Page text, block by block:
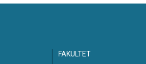
FAKULTET